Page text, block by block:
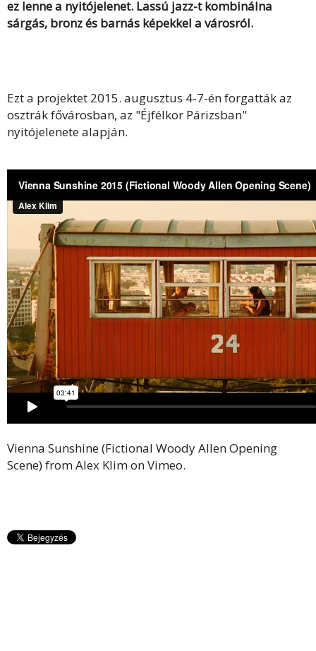
ez lenne a nyitójelenet. Lassú jazz-t kombinálna
sárgás, bronz és barnás képekkel a városról.
Ezt a projektet 2015. augusztus 4-7-én forgatták az
osztrák fővárosban, az "Éjfélkor Párizsban"
nyitójelenete alapján.
Vienna Sunshine (Fictional Woody Allen Opening
Scene)fromAlex KlimonVimeo.